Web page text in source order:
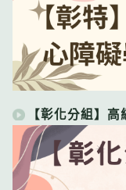
【彰化分組】